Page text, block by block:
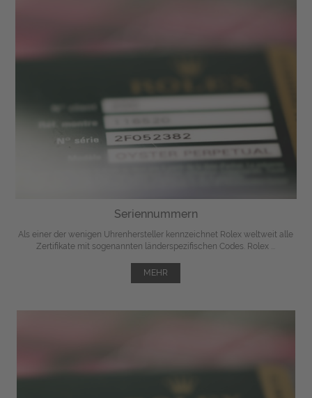
Seriennummern
Als einer der wenigen Uhrenhersteller kennzeichnet Rolex weltweit alle
Zertifikate mit sogenannten länderspezifischen Codes. Rolex ...
MEHR